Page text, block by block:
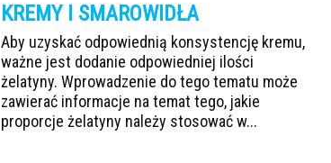
KREMY I SMAROWIDŁA
Aby uzyskać odpowiednią konsystencję kremu,
ważne jest dodanie odpowiedniej ilości
żelatyny. Wprowadzenie do tego tematu może
zawierać informacje na temat tego, jakie
proporcje żelatyny należy stosować w...